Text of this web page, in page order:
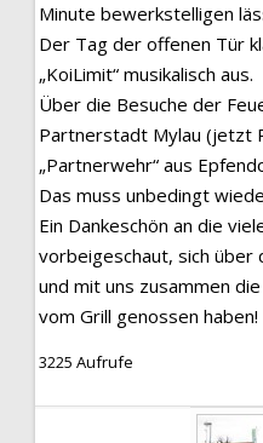
Minute bewerkstelligen
Der Tag der offenen Tür
„KoiLimit“ musikalisch aus.
Über die Besuche der
Partnerstadt Mylau (jetzt
„Partnerwehr“ aus
Das muss unbedingt
Ein Dankeschön an die
vorbeigeschaut, sich
und mit uns zusammen
vom Grill genossen haben!
3225 Aufrufe